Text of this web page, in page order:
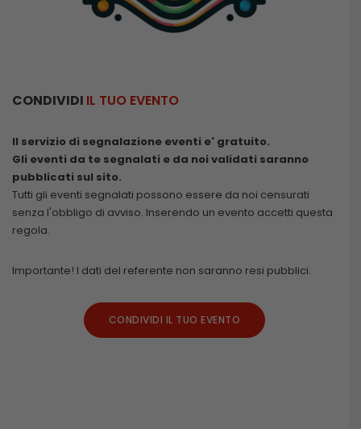
CONDIVIDI IL TUO EVENTO
Il servizio di segnalazione eventi e' gratuito.
Gli eventi da te segnalati e da noi validati saranno
pubblicati sul sito.
Tutti gli eventi segnalati possono essere da noi censurati
senza l'obbligo di avviso. Inserendo un evento accetti questa
regola.
Importante! I dati del referente non saranno resi pubblici.
CONDIVIDI IL TUO EVENTO